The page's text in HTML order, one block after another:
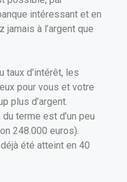
intéressant et en
à l’argent que
taux d’intérêt, les
pour vous et votre
plus d’argent.
terme est d’un peu
248.000 euros).
été atteint en 40